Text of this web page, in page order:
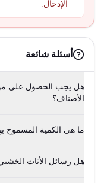
الإدخال.
أسئلة شائعة
هل يجب الحصول على
الأصناف؟
ما هي الكمية المسموح
هل رسائل الأثاث